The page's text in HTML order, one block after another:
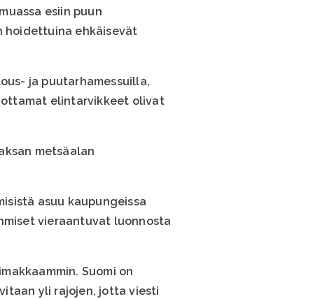
esiin puun
hoidettuina ehkäisevät
ja puutarhamessuilla,
elintarvikkeet olivat
metsäalan
asuu kaupungeissa
vieraantuvat luonnosta
Suomi on
yli rajojen, jotta viesti